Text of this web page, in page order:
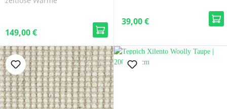
149,00 €
39,00 €